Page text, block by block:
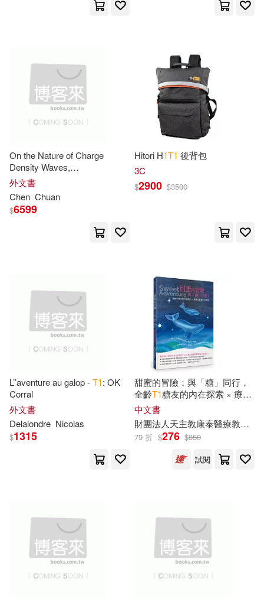
Ahmed(6)
Christopher(6)
Creacom 1.(6) Cruttwell(6)
Discerning(6) Formation(6)
Health(6) Notizbuch(6)
Vance(6)
William Tecumseh(6)
張連生（主編）(6)
Bohme(5) Dominik(5)
Grace(5)
Huff(5)
水星外文雜誌(6)
Alfred Pub Co(5) Rhino(5)
人民交通出版社(5)
測繪出版社(5)
Diamond Comic Distributors(4)
Gold Typhoon Music(4)
MTEX(4)
Telarc International(4)
中國計量出版社(4) 寂天(4)
種子音樂(4)
Curnow Music(3)
John Wiley & Sons Inc(3)
On the Nature of Charge
Density Waves,
Superconductivity and Their
Interplay in
外文書
Chen Chuan
$6599
Hitori H1T1 後背包
3C
$2900 $3500
L’’aventure au galop -T1: OK
Corral
外文書
Delalondre Nicolas
$1315
甜蜜的冒險：與「糖」同行，
全齡T1糖友的內在探索 × 療癒
心靈實用白皮書
中文書
財團法人天主教康泰醫療教育基金會
79 折 $276 $350
試閱